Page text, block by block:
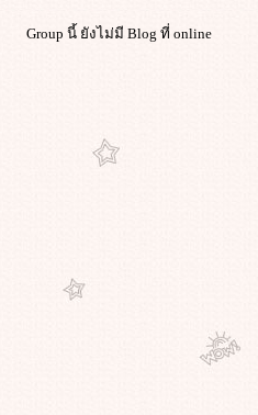
Group นี้ ยังไม่มี Blog ที่ online